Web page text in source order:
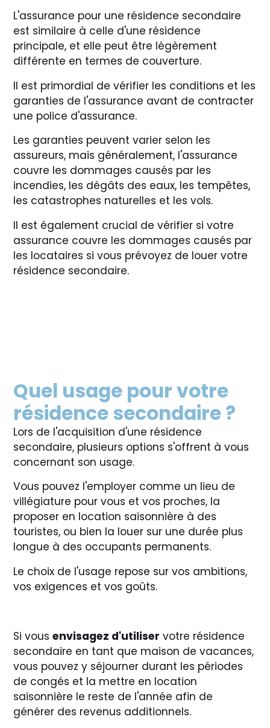
L'assurance pour une résidence secondaire
est similaire à celle d'une résidence
principale, et elle peut être légèrement
différente en termes de couverture.
Il est primordial de vérifier les conditions et les
garanties de l'assurance avant de contracter
une police d'assurance.
Les garanties peuvent varier selon les
assureurs, mais généralement, l'assurance
couvre les dommages causés par les
incendies, les dégâts des eaux, les tempêtes,
les catastrophes naturelles et les vols.
Il est également crucial de vérifier si votre
assurance couvre les dommages causés par
les locataires si vous prévoyez de louer votre
résidence secondaire.
Quel usage pour votre
résidence secondaire ?
Lors de l'acquisition d'une résidence
secondaire, plusieurs options s'offrent à vous
concernant son usage.
Vous pouvez l'employer comme un lieu de
villégiature pour vous et vos proches, la
proposer en location saisonnière à des
touristes, ou bien la louer sur une durée plus
longue à des occupants permanents.
Le choix de l'usage repose sur vos ambitions,
vos exigences et vos goûts.
Si vousenvisagez d'utiliser votre résidence
secondaire en tant que maison de vacances,
vous pouvez y séjourner durant les périodes
de congés et la mettre en location
saisonnière le reste de l'année afin de
générer des revenus additionnels.